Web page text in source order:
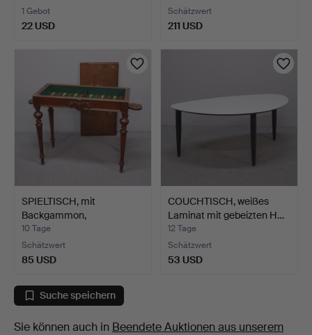
1 Gebot
22 USD
Schätzwert
211 USD
SPIELTISCH, mit
Backgammon,
Neurenaissance…
10 Tage
Schätzwert
85 USD
COUCHTISCH, weißes
Laminat mit gebeizten H…
12 Tage
Schätzwert
53 USD
Suche speichern
Sie können auch in Beendete Auktionen aus unserem